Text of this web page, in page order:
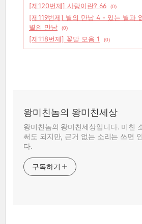
[제120번제] 사랑이란? 66
(0)
[제119번제] 별의 만남 4 - 있는 별과
별의 만남
(0)
[제118번제] 꽃말 모음 1
(0)
왕미친놈의 왕미친세상
왕미친놈의 왕미친세상입니다. 미친
써도 되지만, 근거 없는 소리는 쓰면
다.
구독하기